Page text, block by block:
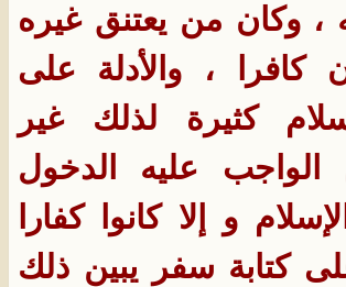
، وكان من يعتنق غيره
كافرا ، والأدلة على
كثيرة لذلك غير
الواجب عليه الدخول
و إلا كانوا كفارا
كتابة سفر يبين ذلك